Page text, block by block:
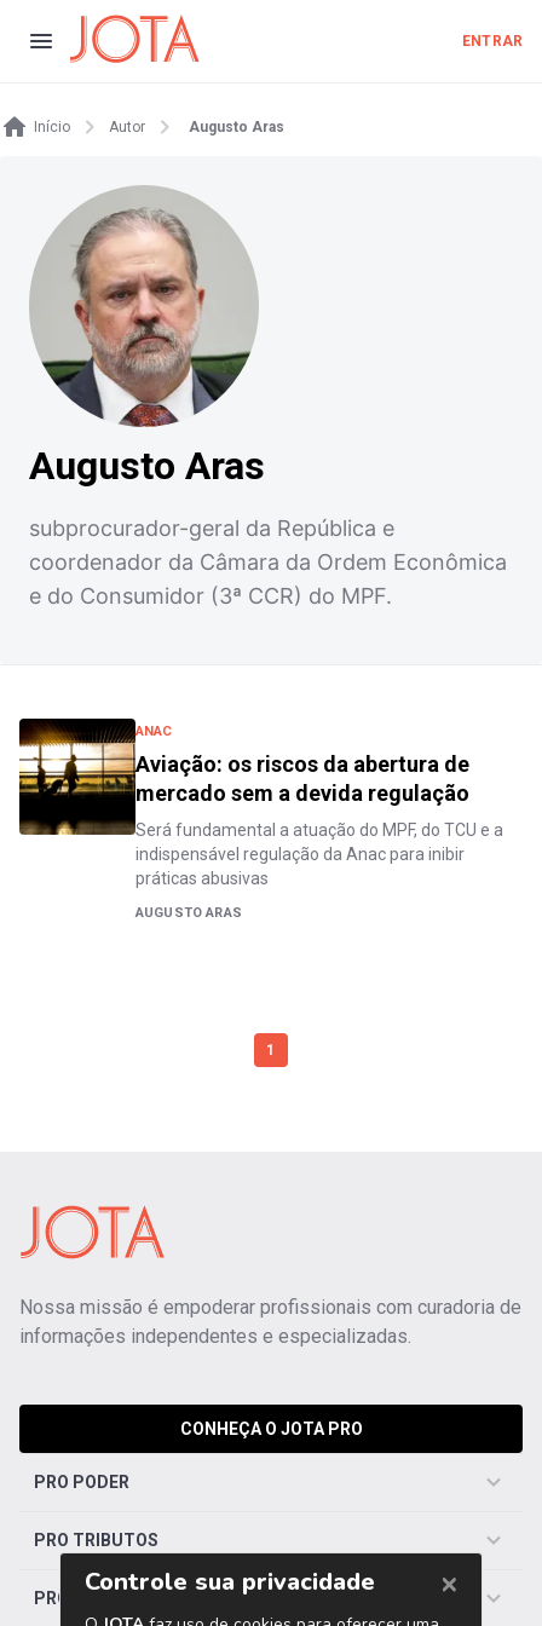
ENTRAR
Início Autor Augusto Aras
Augusto Aras
subprocurador-geral da República e
coordenador da Câmara da Ordem Econômica
e do Consumidor (3ª CCR) do MPF.
ANAC
Aviação: os riscos da abertura de
mercado sem a devida regulação
Será fundamental a atuação do MPF, do TCU e a
indispensável regulação da Anac para inibir
práticas abusivas
AUGUSTO ARAS
1
Nossa missão é empoderar profissionais com curadoria de
informações independentes e especializadas.
CONHEÇA O JOTA PRO
PRO PODER
PRO TRIBUTOS
PRO TRABALHISTA